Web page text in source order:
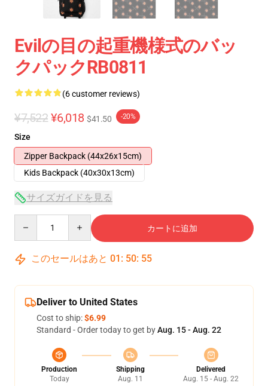
Evilの目の起重機様式のバッ
クパックRB0811
(6 customer reviews)
¥7,522 ¥6,018 $41.50 -20%
Size
Zipper Backpack (44x26x15cm)
Kids Backpack (40x30x13cm)
サイズガイドを見る
カートに追加
このセールはあと 01 : 50: 54
Deliver to United States
Cost to ship:$6.99
Standard - Order today to get byAug. 15 - Aug. 22
Production
Today
Shipping
Aug. 11
Delivered
Aug. 15 - Aug. 22